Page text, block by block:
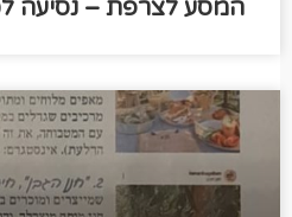
המסע לצרפת – נסיעה